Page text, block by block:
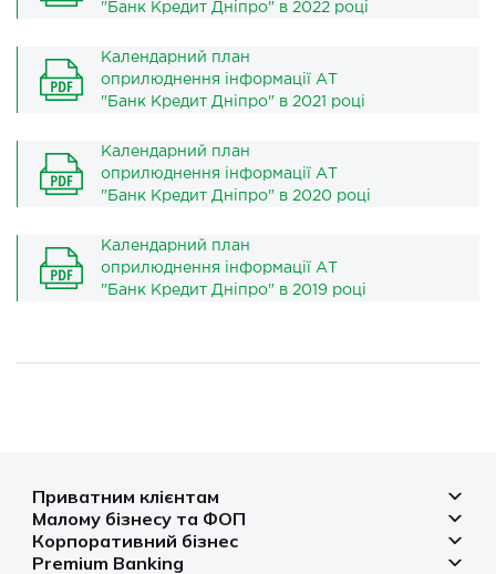
"Банк Кредит Дніпро" в 2022 році
Календарний план
оприлюднення інформації АТ
"Банк Кредит Дніпро" в 2021 році
Календарний план
оприлюднення інформації АТ
"Банк Кредит Дніпро" в 2020 році
Календарний план
оприлюднення інформації АТ
"Банк Кредит Дніпро" в 2019 році
Приватним клієнтам
Депозити
Кредити
Малому бізнесу та ФОП
Рахунок для бізнесу
Корпоративний бізнес
Рахунки і платежі
Premium Banking